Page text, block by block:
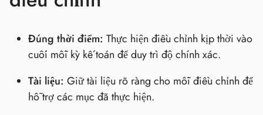
Đúng thời điểm: Thực hiện điều chỉnh kịp thời vào
cuối mỗi kỳ kế toán để duy trì độ chính xác.
Tài liệu: Giữ tài liệu rõ ràng cho mỗi điều chỉnh để
hỗ trợ các mục đã thực hiện.